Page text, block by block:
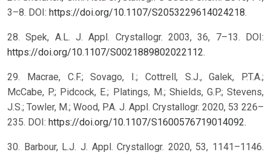
3–8. DOI: https://doi.org/10.1107/S2053229614024218.
28. Spek, A.L. J. Appl. Crystallogr. 2003, 36, 7–13. DOI:
https://doi.org/10.1107/S0021889802022112.
29. Macrae, C.F.; Sovago, I.; Cottrell, S.J., Galek, P.T.A.;
McCabe, P.; Pidcock, E.; Platings, M.; Shields, G.P.; Stevens,
J.S.; Towler, M.; Wood, P.A. J. Appl. Crystallogr. 2020, 53 226–
235. DOI: https://doi.org/10.1107/S1600576719014092.
30. Barbour, L.J. J. Appl. Crystallogr. 2020, 53, 1141–1146.